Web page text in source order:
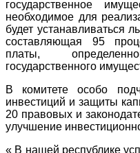
государственное
необходимое для
будет устанавливаться
составляющая 95
платы,
государственного
В комитете особо
инвестиций и защиты
20 правовых и
улучшение
« В нашей республике